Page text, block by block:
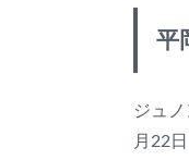
平
ジュ
月22